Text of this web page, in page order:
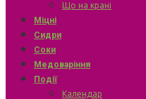
Що на крані
Міцні
Сидри
Соки
Медоваріння
Події
Календар